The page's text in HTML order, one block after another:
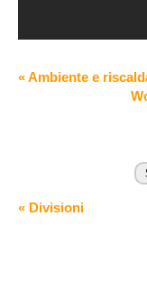
« Ambiente e
« Divisioni